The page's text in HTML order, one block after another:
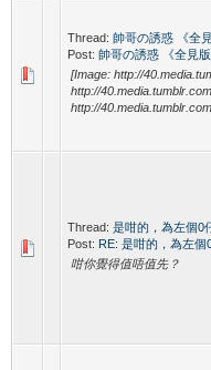
Thread: 帥哥の誘惑 《全
Post: 帥哥の誘惑 《全見
[Image: http://
http://
http://
Thread: 是咁的，為左個0
Post: RE: 是咁的，為左個
咁你覺得值唔值先？